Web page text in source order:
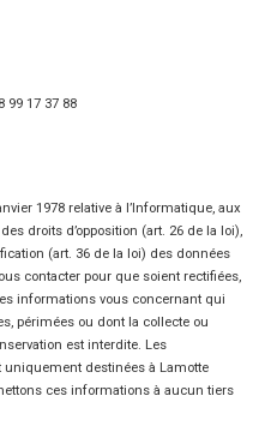
99 17 37 88
1978 relative à l’Informatique, aux
droits d’opposition (art. 26 de la loi),
(art. 36 de la loi) des données
contacter pour que soient rectifiées,
informations vous concernant qui
périmées ou dont la collecte ou
est interdite. Les
destinées à Lamotte
ces informations à aucun tiers